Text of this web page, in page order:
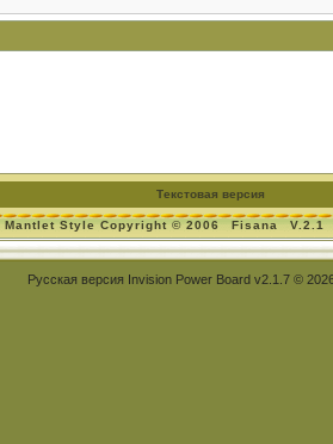
Текстовая версия
Mantlet Style Copyright © 2006 Fisana V.2.1
Русская версия Invision Power Board v2.1.7 ©